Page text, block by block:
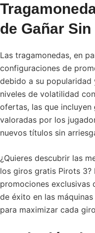
de Gañar
Las tragamonedas, en
configuraciones de
debido a su popularidad
niveles de volatilidad
ofertas, las que incluyen
valoradas por los
nuevos títulos sin
¿Quieres descubrir las
los giros gratis Pirots 3?
promociones exclusivas
de éxito en las
para maximizar cada